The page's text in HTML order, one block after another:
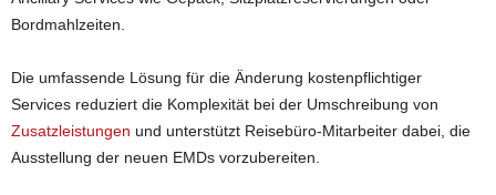
Bordmahlzeiten.
Die umfassende Lösung für die Änderung kostenpflichtiger
Services reduziert die Komplexität bei der Umschreibung von
Zusatzleistungen und unterstützt Reisebüro-Mitarbeiter dabei, die
Ausstellung der neuen EMDs vorzubereiten.